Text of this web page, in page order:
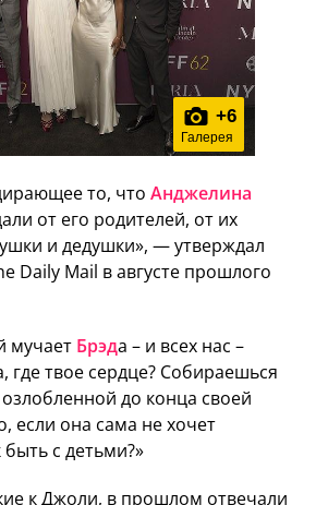
+6
Галерея
то, чтоАнджелина
от его родителей, от их
и дедушки», — утверждал
Daily Mail в августе прошлого
мучает Брэда – и всех нас –
где твое сердце? Собираешься
до конца своей
если она сама не хочет
быть с детьми?»
к Джоли, в прошлом отвечали